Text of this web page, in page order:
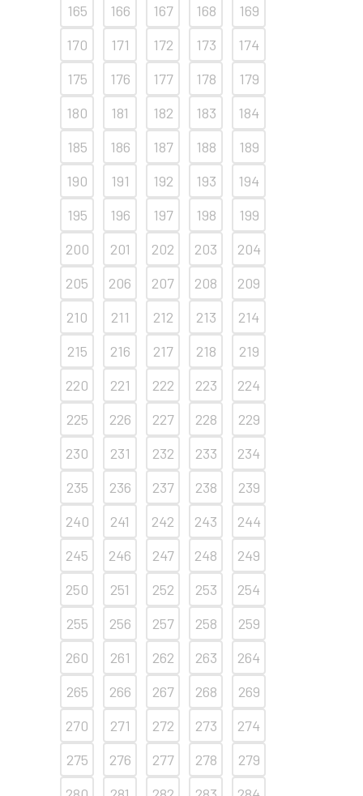
165
166 167 168
169
170
171 172 173
174
175
176 177 178
179
180
181 182 183
184
185
186 187 188
189
190
191 192 193
194
195
196 197 198
199
200
201 202 203
204
205
206 207 208
209
210
211 212 213
214
215
216 217 218
219
220
221 222 223
224
225
226 227 228
229
230
231 232 233
234
235
236 237 238
239
240
241 242 243
244
245
246 247 248
249
250
251 252 253
254
255
256 257 258
259
260
261 262 263
264
265
266 267 268
269
270
271 272 273
274
275
276 277 278
279